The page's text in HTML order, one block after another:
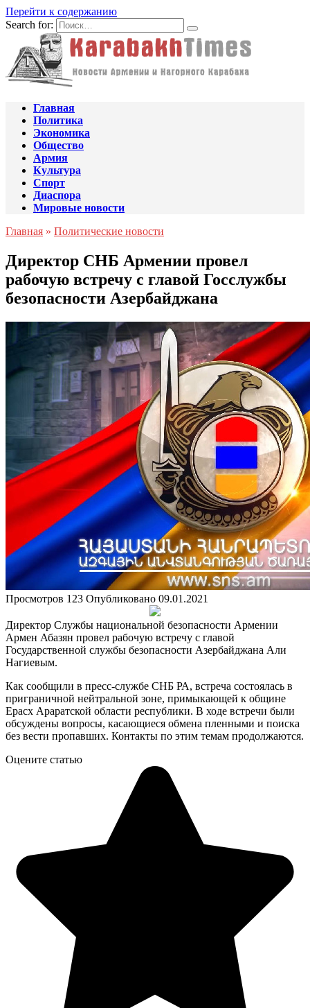
Перейти к содержанию
Search for:
Главная
Политика
Экономика
Общество
Армия
Культура
Спорт
Диаспора
Мировые новости
Главная » Политические новости
Директор СНБ Армении провел
рабочую встречу с главой Госслужбы
безопасности Азербайджана
Просмотров 123 Опубликовано 09.01.2021
Директор Службы национальной безопасности Армении
Армен Абазян провел рабочую встречу с главой
Государственной службы безопасности Азербайджана Али
Нагиевым.
Как сообщили в пресс-службе СНБ РА, встреча состоялась в
приграничной нейтральной зоне, примыкающей к общине
Ерасх Араратской области республики. В ходе встречи были
обсуждены вопросы, касающиеся обмена пленными и поиска
без вести пропавших. Контакты по этим темам продолжаются.
Оцените статью